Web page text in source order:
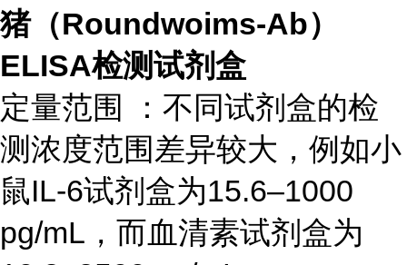
猪（Roundwoims-Ab）
ELISA检测试剂盒
定量范围 ：不同试剂盒的检
测浓度范围差异较大，例如小
鼠IL-6试剂盒为15.6–1000
pg/mL，而血清素试剂盒为